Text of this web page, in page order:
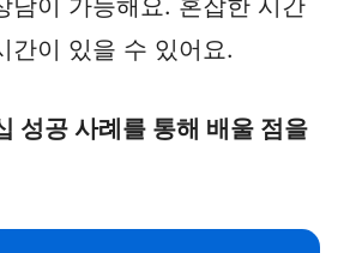
담이 가능해요. 혼잡한 시간
간이 있을 수 있어요.
성공 사례를 통해 배울 점을